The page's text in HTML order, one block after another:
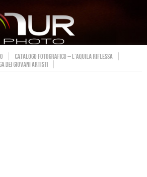
CATALOGO FOTOGRAFICO – L’AQUILA RIFLESSA
DEI GIOVANI ARTISTI